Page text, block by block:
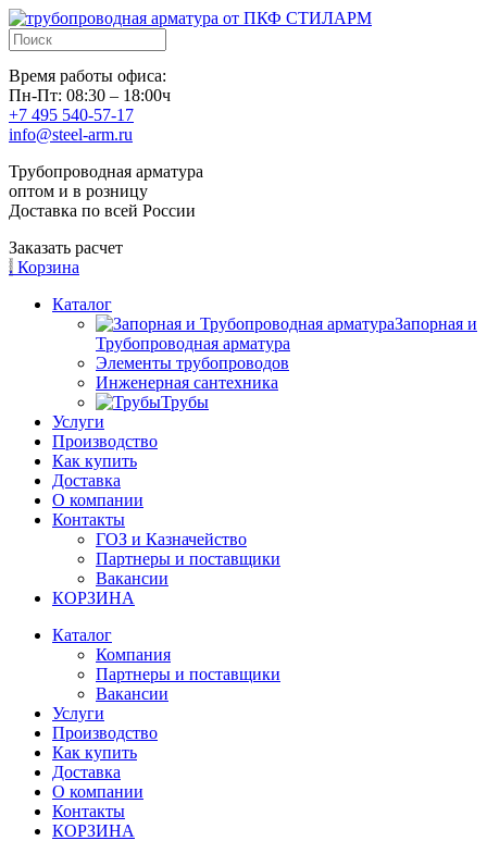
Время работы офиса:
Пн-Пт: 08:30 – 18:00ч
+7 495 540-57-17
info@steel-arm.ru
Трубопроводная арматура
оптом и в розницу
Доставка по всей России
Заказать расчет
. Корзина
Каталог
Запорная и
Трубопроводная арматура
Элементы трубопроводов
Инженерная сантехника
Трубы
Услуги
Производство
Как купить
Доставка
О компании
Контакты
ГОЗ и Казначейство
Партнеры и поставщики
Вакансии
КОРЗИНА
Каталог
Компания
Партнеры и поставщики
Вакансии
Услуги
Производство
Как купить
Доставка
О компании
Контакты
КОРЗИНА